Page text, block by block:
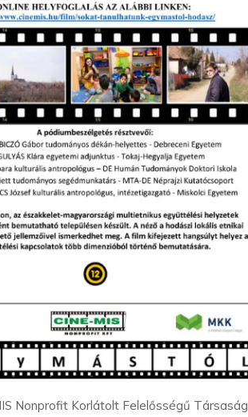
Nonprofit Korlátolt Felelősségű